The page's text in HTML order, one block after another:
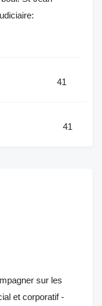
41
41
sur les
et corporatif -